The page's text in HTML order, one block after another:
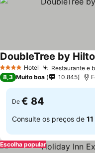
4 EstrelasHotel Restaurante e
DoubleTree by
8,3 Muito boa 10.845
De € 84
Consulte os preços de
Escolha popular